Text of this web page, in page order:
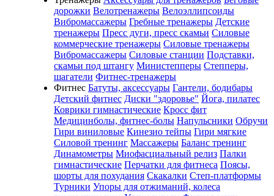
дорожки Велотренажеры Велоэллипсоиды
Вибромассажеры Гребные тренажеры Детские
тренажеры Пресс дуги, пресс скамьи Силовые
коммерческие тренажеры Силовые тренажеры
Вибромассажеры Силовые станции Подставки,
скамьи под штангу Министепперы Степперы,
шагатели Фитнес-тренажеры
Фитнес Батуты, аксессуары Гантели, бодибары
Детский фитнес Диски "здоровье" Йога, пилатес
Коврики гимнастические Кросс фит
Медицинболы, фитнес-болы Напульсники Обручи
Гири виниловые Кинезио тейпы Гири мягкие
Силовой тренинг Массажеры Баланс тренинг
Динамометры Миофасциальный релиз Палки
гимнастические Перчатки для фитнеса Поясы,
шорты для похудания Скакалки Степ-платформы
Турники Упоры для отжиманий, колеса